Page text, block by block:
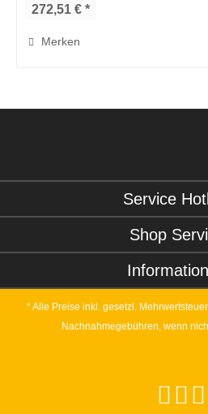
272,51 € *
Merken
Service
Shop
* Alle Preise inkl. gesetzl.
Nachnahmegebühren, wenn